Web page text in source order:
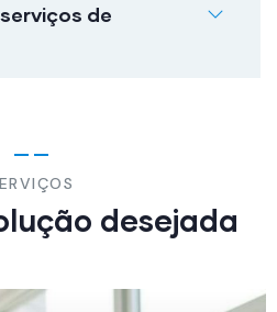
de
desejada